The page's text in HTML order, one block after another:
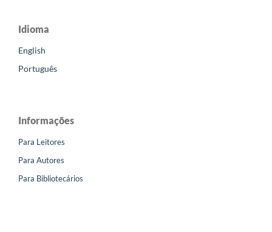
Idioma
English
Português
Informações
Para Leitores
Para Autores
Para Bibliotecários